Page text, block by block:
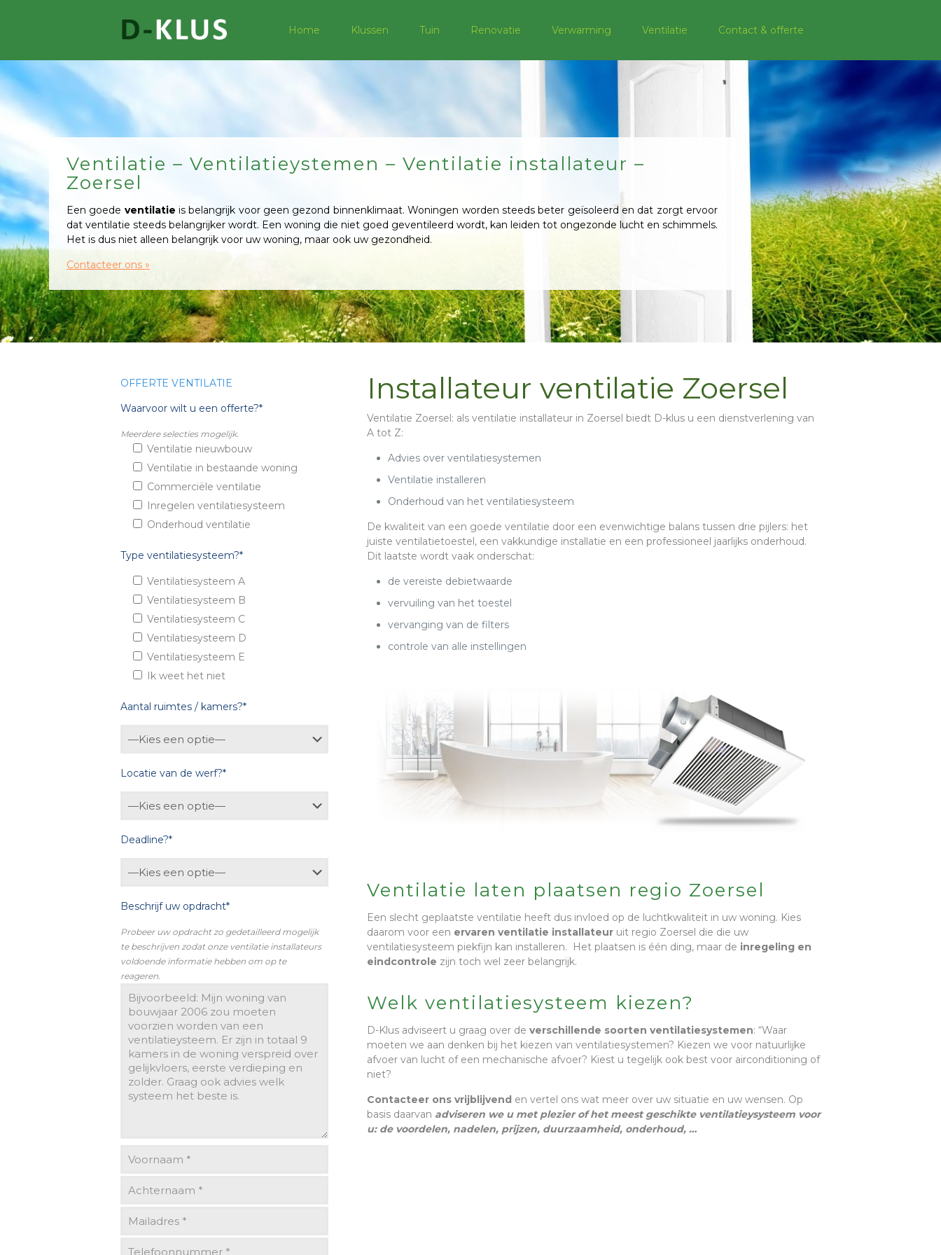
Home Klussen Tuin Renovatie Verwarming Ventilatie Contact & offerte
Ventilatie – Ventilatieystemen – Ventilatie installateur –
Zoersel
Een goede ventilatie is belangrijk voor geen gezond binnenklimaat. Woningen worden steeds beter geïsoleerd en dat zorgt ervoor
dat ventilatie steeds belangrijker wordt. Een woning die niet goed geventileerd wordt, kan leiden tot ongezonde lucht en schimmels.
Het is dus niet alleen belangrijk voor uw woning, maar ook uw gezondheid.
Contacteer ons »
OFFERTE VENTILATIE
Waarvoor wilt u een offerte?*
Meerdere selecties mogelijk.
Ventilatie nieuwbouw
Ventilatie in bestaande woning
Commerciële ventilatie
Inregelen ventilatiesysteem
Onderhoud ventilatie
Type ventilatiesysteem?*
Ventilatiesysteem A
Ventilatiesysteem B
Ventilatiesysteem C
Ventilatiesysteem D
Ventilatiesysteem E
Ik weet het niet
Aantal ruimtes / kamers?*
Locatie van de werf?*
Deadline?*
Beschrijf uw opdracht*
Probeer uw opdracht zo gedetailleerd mogelijk
te beschrijven zodat onze ventilatie installateurs
voldoende informatie hebben om op te
reageren.
Installateur ventilatie Zoersel
Ventilatie Zoersel: als ventilatie installateur in Zoersel biedt D-klus u een dienstverlening van
A tot Z:
Advies over ventilatiesystemen
Ventilatie installeren
Onderhoud van het ventilatiesysteem
De kwaliteit van een goede ventilatie door een evenwichtige balans tussen drie pijlers: het
juiste ventilatietoestel,een vakkundige installatie en een professioneel jaarlijks onderhoud.
Dit laatste wordt vaak onderschat:
de vereiste debietwaarde
vervuiling van het toestel
vervanging van de filters
controle van alle instellingen
Ventilatie laten plaatsen regio Zoersel
Een slecht geplaatste ventilatie heeft dus invloed op de luchtkwaliteit in uw woning. Kies
daarom voor een ervaren ventilatie installateuruit regio Zoersel die die uw
ventilatiesysteem piekfijn kan installeren. Het plaatsen is één ding, maar de inregeling en
eindcontrole zijn toch wel zeer belangrijk.
Welk ventilatiesysteem kiezen?
D-Klus adviseert u graag over de verschillende soorten ventilatiesystemen: “Waar
moeten we aan denken bij het kiezen van ventilatiesystemen? Kiezen we voor natuurlijke
afvoer van lucht of een mechanische afvoer? Kiest u tegelijk ook best voor airconditioning of
niet?
Contacteer ons vrijblijvenden vertel ons wat meer over uw situatie en uw wensen. Op
basis daarvan adviseren we u met plezier of het meest geschikte ventilatieysysteem voor
u: de voordelen, nadelen, prijzen, duurzaamheid, onderhoud, …